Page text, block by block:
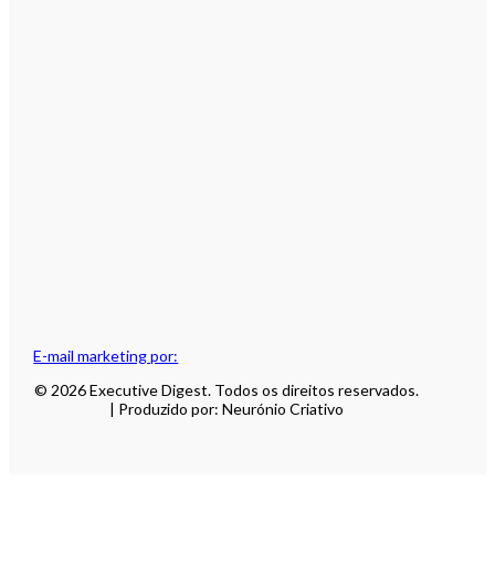
E-mail marketing por:
© 2026 Executive Digest. Todos os direitos reservados.
| Produzido por: Neurónio Criativo